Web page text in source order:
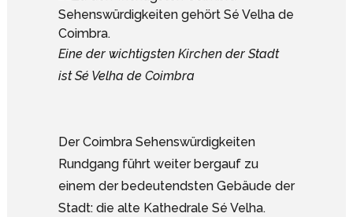
Eine der wichtigsten Kirchen der Stadt
ist Sé Velha de Coimbra
Der Coimbra Sehenswürdigkeiten
Rundgang führt weiter bergauf zu
einem der bedeutendsten Gebäude der
Stadt: die alte Kathedrale Sé Velha.